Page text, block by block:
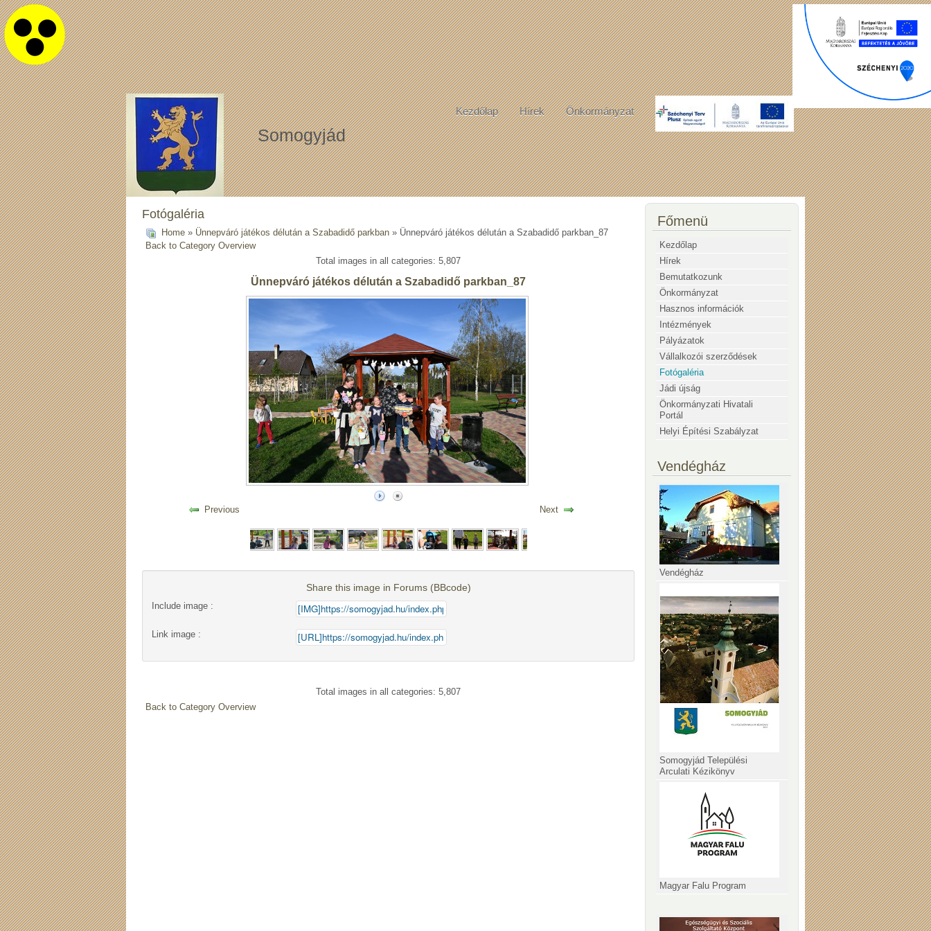
Kezdőlap Hírek Önkormányzat
Somogyjád
Főmenü
Kezdőlap
Hírek
Bemutatkozunk
Önkormányzat
Hasznos információk
Intézmények
Pályázatok
Vállalkozói szerződések
Fotógaléria
Jádi újság
Önkormányzati Hivatali
Portál
Helyi Építési Szabályzat
Vendégház
Vendégház
Somogyjád Települési
Arculati Kézikönyv
Magyar Falu Program
Fotógaléria
Home » Ünnepváró játékos délután a Szabadidő parkban » Ünnepváró játékos délután a Szabadidő parkban_87
Back to Category Overview
Total images in all categories: 5,807
Ünnepváró játékos délután a Szabadidő parkban_87
Previous Next
Share this image in Forums (BBcode)
Include image :
Link image :
Total images in all categories: 5,807
Back to Category Overview